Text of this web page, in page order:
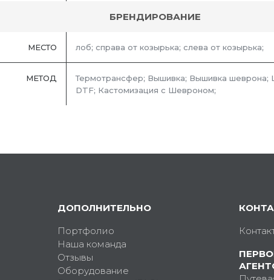
БРЕНДИРОВАНИЕ
МЕСТО лоб; справа от козырька; слева от козырька;
МЕТОД
Термотрансфер; Вышивка; Вышивка шеврона;
DTF; Кастомизация с Шевроном;
ДОПОЛНИТЕЛЬНО
Портфолио
Наша команда
Отзывы
Оборудование